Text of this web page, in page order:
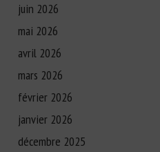
juin 2026
mai 2026
avril 2026
mars 2026
février 2026
janvier 2026
décembre 2025